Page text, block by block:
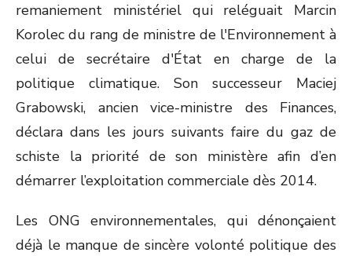
remaniement ministériel qui reléguait Marcin
Korolec du rang de ministre de l'Environnement à
celui de secrétaire d'État en charge de la
politique climatique. Son successeur Maciej
Grabowski, ancien vice-ministre des Finances,
déclara dans les jours suivants faire du gaz de
schiste la priorité de son ministère afin d’en
démarrer l’exploitation commerciale dès 2014.
Les ONG environnementales, qui dénonçaient
déjà le manque de sincère volonté politique des